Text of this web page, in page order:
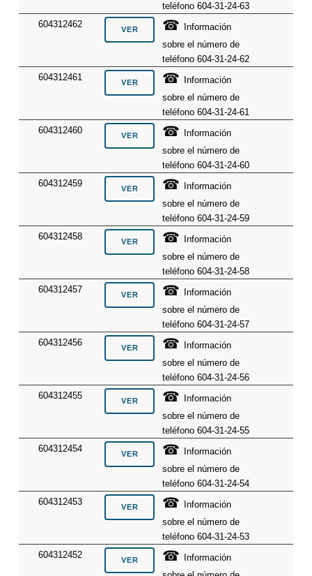
teléfono 604-31-24-63
604312462
☎
Información
sobre el número de
teléfono 604-31-24-62
604312461
☎
Información
sobre el número de
teléfono 604-31-24-61
604312460
☎
Información
sobre el número de
teléfono 604-31-24-60
604312459
☎
Información
sobre el número de
teléfono 604-31-24-59
604312458
☎
Información
sobre el número de
teléfono 604-31-24-58
604312457
☎
Información
sobre el número de
teléfono 604-31-24-57
604312456
☎
Información
sobre el número de
teléfono 604-31-24-56
604312455
☎
Información
sobre el número de
teléfono 604-31-24-55
604312454
☎
Información
sobre el número de
teléfono 604-31-24-54
604312453
☎
Información
sobre el número de
teléfono 604-31-24-53
604312452
☎
Información